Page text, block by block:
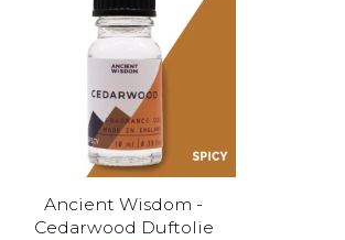
Ancient Wisdom -
Cedarwood Duftolie